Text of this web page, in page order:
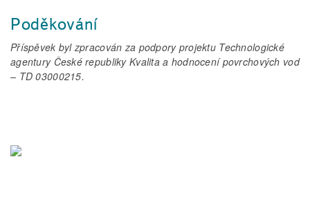
Poděkování
Příspěvek byl zpracován za podpory projektu Technologické
agentury České republiky Kvalita a hodnocení povrchových vod
– TD 03000215.